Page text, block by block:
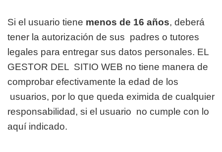
Si el usuario tiene menos de 16 años, deberá
tener la autorización de sus padres o tutores
legales para entregar sus datos personales. EL
GESTOR DEL SITIO WEB no tiene manera de
comprobar efectivamente la edad de los
usuarios, por lo que queda eximida de cualquier
responsabilidad, si el usuario no cumple con lo
aquí indicado.